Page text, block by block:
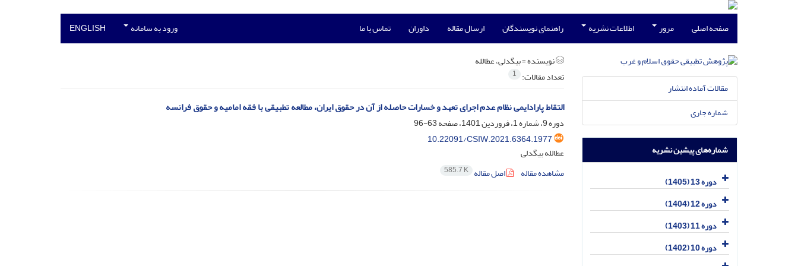
صفحه اصلی مرور اطلاعات نشریه راهنمای نویسندگان ارسال مقاله داوران تماس با ما ورود به سامانه ENGLISH
نویسنده =بیگدلی، عطالله
تعداد مقالات: 1
التقاط پارادایمی نظام عدم اجرای تعهد و خسارات حاصله از آن در حقوق ایران، مطالعه تطبیقی با فقه امامیه و حقوق فرانسه
دوره 9، شماره 1، فروردین 1401، صفحه
63-96
10.22091/CSIW.2021.6364.1977
عطالله بیگدلی
مشاهده مقاله
اصل مقاله 585.7 K
مقالات آماده انتشار
شماره جاری
شماره‌های پیشین نشریه
دوره 13 (1405)
دوره 12 (1404)
دوره 11 (1403)
دوره 10 (1402)